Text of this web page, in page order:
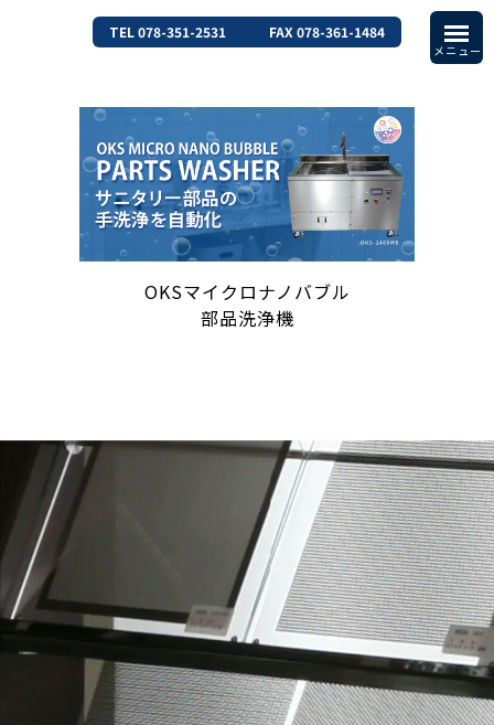
TEL 078-351-2531 FAX 078-361-1484
OKSマイクロナノバブル
部品洗浄機